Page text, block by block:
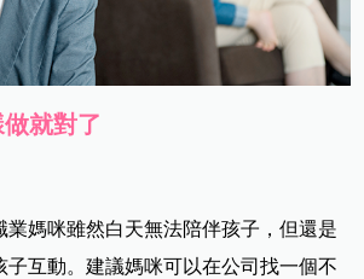
就對了
業媽咪雖然白天無法陪伴孩子，但還是
子互動。建議媽咪可以在公司找一個不